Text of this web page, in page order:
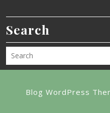
Search
Blog WordPress